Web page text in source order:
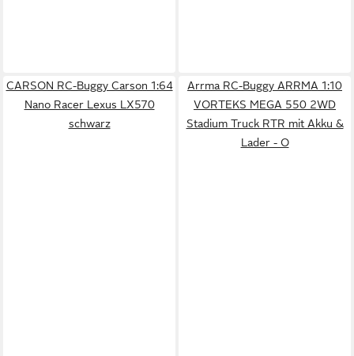
CARSON RC-Buggy Carson 1:64
Nano Racer Lexus LX570
schwarz
Arrma RC-Buggy ARRMA 1:10
VORTEKS MEGA 550 2WD
Stadium Truck RTR mit Akku &
Lader - O